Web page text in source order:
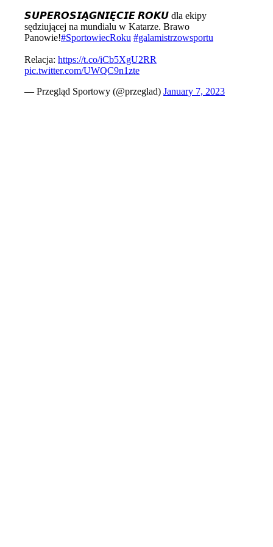
𝙎𝙐𝙋𝙀𝙍𝙊𝙎𝙄𝘼̨𝙂𝙉𝙄𝙀̨𝘾𝙄𝙀 𝙍𝙊𝙆𝙐 dla ekipy
sędziującej na mundialu w Katarze. Brawo
Panowie!#SportowiecRoku #galamistrzowsportu
Relacja: https://t.co/iCb5XgU2RR
pic.twitter.com/UWQC9n1zte
— Przegląd Sportowy (@przeglad) January 7, 2023